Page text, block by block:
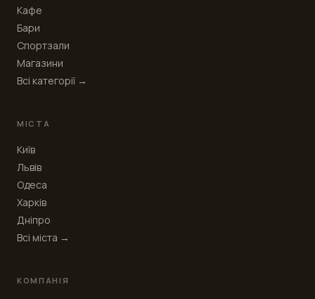
Кафе
Бари
Спортзали
Магазини
Всі категорії →
МІСТА
Київ
Львів
Одеса
Харків
Дніпро
Всі міста →
КОМПАНІЯ